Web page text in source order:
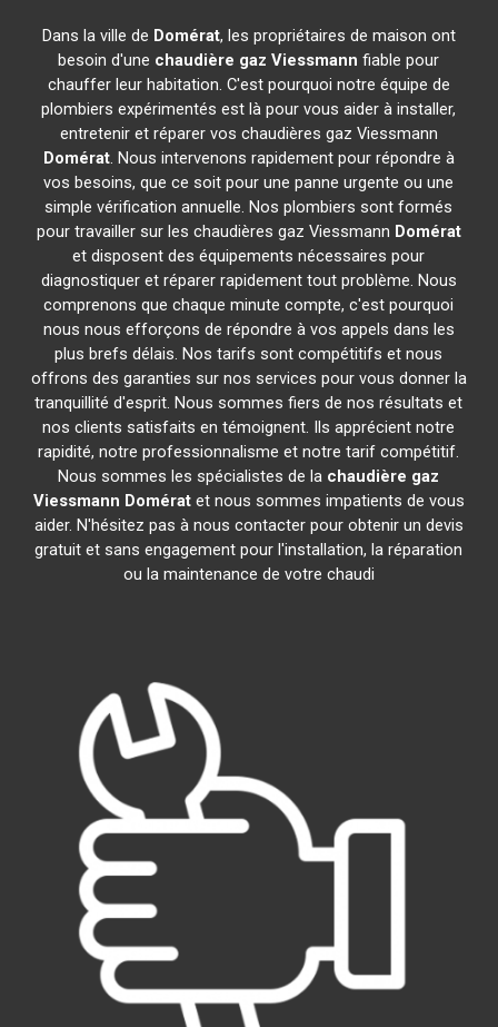
Dans la ville de Domérat, les propriétaires de maison ont
besoin d'une chaudière gaz Viessmann fiable pour
chauffer leur habitation. C'est pourquoi notre équipe de
plombiers expérimentés est là pour vous aider à installer,
entretenir et réparer vos chaudières gaz Viessmann
Domérat. Nous intervenons rapidement pour répondre à
vos besoins, que ce soit pour une panne urgente ou une
simple vérification annuelle. Nos plombiers sont formés
pour travailler sur les chaudières gaz Viessmann Domérat
et disposent des équipements nécessaires pour
diagnostiquer et réparer rapidement tout problème. Nous
comprenons que chaque minute compte, c'est pourquoi
nous nous efforçons de répondre à vos appels dans les
plus brefs délais. Nos tarifs sont compétitifs et nous
offrons des garanties sur nos services pour vous donner la
tranquillité d'esprit. Nous sommes fiers de nos résultats et
nos clients satisfaits en témoignent. Ils apprécient notre
rapidité, notre professionnalisme et notre tarif compétitif.
Nous sommes les spécialistes de la chaudière gaz
Viessmann Domératet nous sommes impatients de vous
aider. N'hésitez pas à nous contacter pour obtenir un devis
gratuit et sans engagement pour l'installation, la réparation
ou la maintenance de votre chaudi